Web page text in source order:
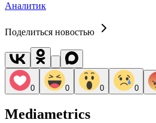
Аналитик
Поделиться новостью
0 0 0 0
Mediametrics